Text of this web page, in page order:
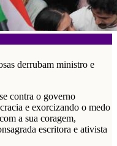
derrubam ministro e
contra o governo
e exorcizando o medo
a sua coragem,
escritora e ativista